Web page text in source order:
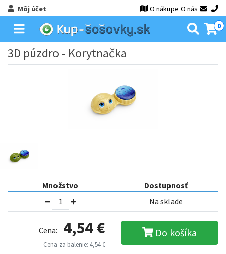
Môj účet O nákupe O nás
0
3D púzdro - Korytnačka
Množstvo
Dostupnosť
Na sklade
Cena: 4,54 €
Cena za balenie: 4,54 €
Do košíka